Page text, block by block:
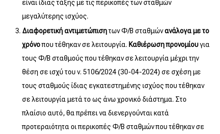
είναι ίδιας τάξης με τις περικοπές των σταθμών
μεγαλύτερης ισχύος.
Διαφορετική αντιμετώπισητων Φ/Β σταθμώνανάλογα με το
χρόνοπου τέθηκαν σε λειτουργία. Καθιέρωση προνομίουγια
τους Φ/Β σταθμούς που τέθηκαν σε λειτουργία μέχρι την
θέση σε ισχύ του ν. 5106/2024 (30-04-2024) σε σχέση με
τους σταθμούς ίδιας εγκατεστημένης ισχύος που τέθηκαν
σε λειτουργία μετά το ως άνω χρονικό διάστημα. Στο
πλαίσιο αυτό, θα πρέπει να διενεργούνται κατά
προτεραιότητα οι περικοπές Φ/Β σταθμών που τέθηκαν σε